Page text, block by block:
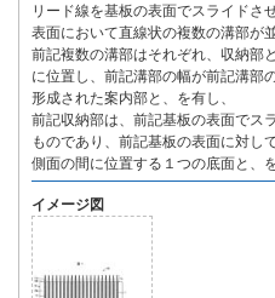
リード線を基板の表面でスライドさ
表面において直線状の複数の溝部が
前記複数の溝部はそれぞれ、収納部
に位置し、前記溝部の幅が前記溝部
形成された案内部と、を有し、
前記収納部は、前記基板の表面でス
ものであり、前記基板の表面に対し
側面の間に位置する１つの底面と、
イメージ図